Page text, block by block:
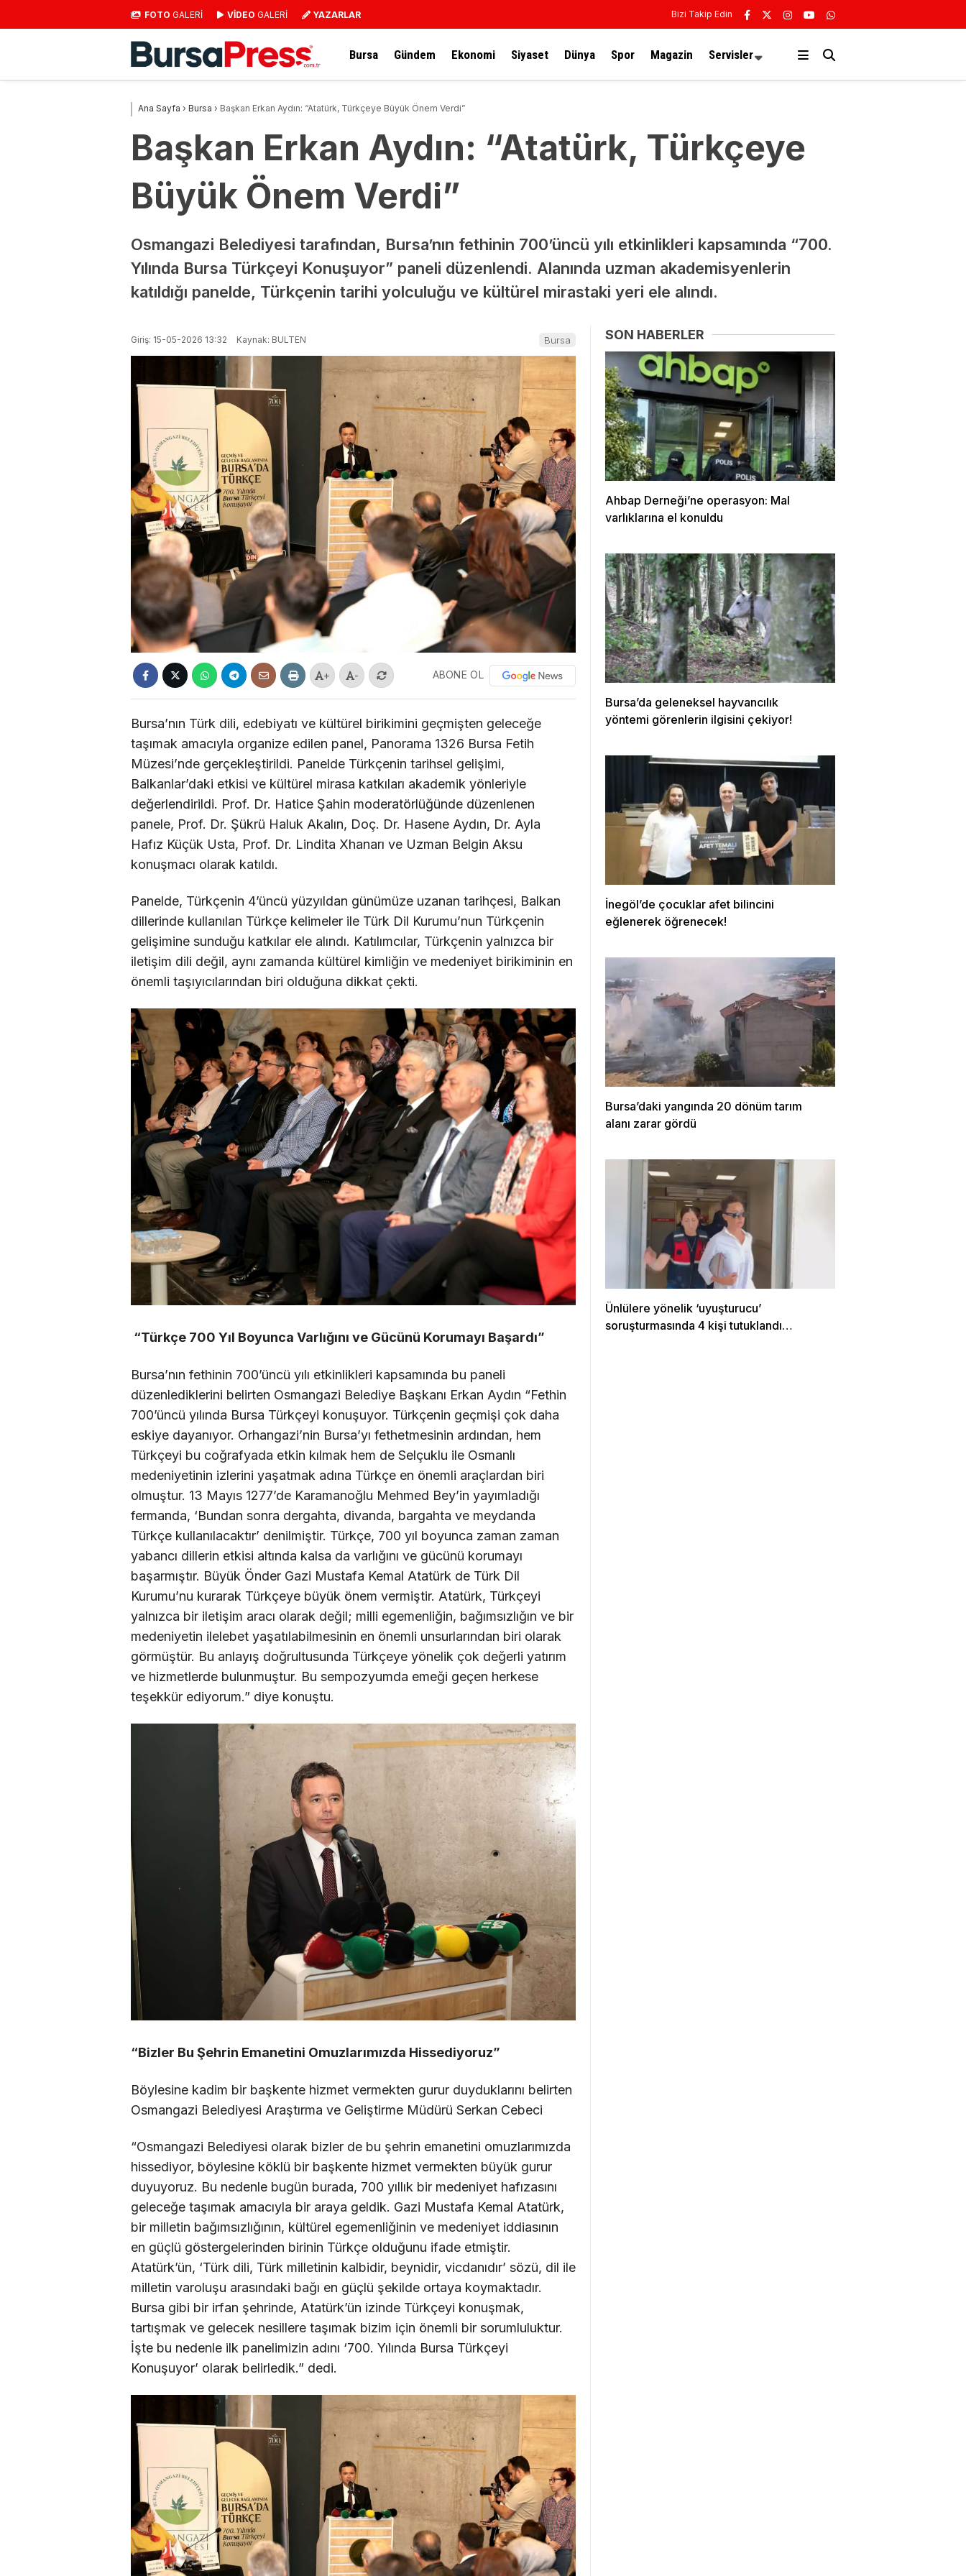
FOTO GALERİ VİDEO GALERİ YAZARLAR Bizi Takip Edin
Bursa Gündem Ekonomi Siyaset Dünya Spor Magazin Servisler
Ana Sayfa › Bursa › Başkan Erkan Aydın: “Atatürk, Türkçeye Büyük Önem Verdi”
Başkan Erkan Aydın: “Atatürk, Türkçeye
Büyük Önem Verdi”
Osmangazi Belediyesi tarafından, Bursa’nın fethinin 700’üncü yılı etkinlikleri kapsamında “700.
Yılında Bursa Türkçeyi Konuşuyor” paneli düzenlendi. Alanında uzman akademisyenlerin
katıldığı panelde, Türkçenin tarihi yolculuğu ve kültürel mirastaki yeri ele alındı.
Giriş: 15-05-2026 13:32 Kaynak: BULTEN Bursa
+ - ABONE OL
Bursa’nın Türk dili, edebiyatı ve kültürel birikimini geçmişten geleceğe
taşımak amacıyla organize edilen panel, Panorama 1326 Bursa Fetih
Müzesi’nde gerçekleştirildi. Panelde Türkçenin tarihsel gelişimi,
Balkanlar’daki etkisi ve kültürel mirasa katkıları akademik yönleriyle
değerlendirildi. Prof. Dr. Hatice Şahin moderatörlüğünde düzenlenen
panele, Prof. Dr. Şükrü Haluk Akalın, Doç. Dr. Hasene Aydın, Dr. Ayla
Hafız Küçük Usta, Prof. Dr. Lindita Xhanarı ve Uzman Belgin Aksu
konuşmacı olarak katıldı.
Panelde, Türkçenin 4’üncü yüzyıldan günümüze uzanan tarihçesi, Balkan
dillerinde kullanılan Türkçe kelimeler ile Türk Dil Kurumu’nun Türkçenin
gelişimine sunduğu katkılar ele alındı. Katılımcılar, Türkçenin yalnızca bir
iletişim dili değil, aynı zamanda kültürel kimliğin ve medeniyet birikiminin en
önemli taşıyıcılarından biri olduğuna dikkat çekti.
“Türkçe 700 Yıl Boyunca Varlığını ve Gücünü Korumayı Başardı”
Bursa’nın fethinin 700’üncü yılı etkinlikleri kapsamında bu paneli
düzenlediklerini belirten Osmangazi Belediye Başkanı Erkan Aydın “Fethin
700’üncü yılında Bursa Türkçeyi konuşuyor. Türkçenin geçmişi çok daha
eskiye dayanıyor. Orhangazi’nin Bursa’yı fethetmesinin ardından, hem
Türkçeyi bu coğrafyada etkin kılmak hem de Selçuklu ile Osmanlı
medeniyetinin izlerini yaşatmak adına Türkçe en önemli araçlardan biri
olmuştur. 13 Mayıs 1277’de Karamanoğlu Mehmed Bey’in yayımladığı
fermanda, ‘Bundan sonra dergahta, divanda, bargahta ve meydanda
Türkçe kullanılacaktır’ denilmiştir. Türkçe, 700 yıl boyunca zaman zaman
yabancı dillerin etkisi altında kalsa da varlığını ve gücünü korumayı
başarmıştır. Büyük Önder Gazi Mustafa Kemal Atatürk de Türk Dil
Kurumu’nu kurarak Türkçeye büyük önem vermiştir. Atatürk, Türkçeyi
yalnızca bir iletişim aracı olarak değil; milli egemenliğin, bağımsızlığın ve bir
medeniyetin ilelebet yaşatılabilmesinin en önemli unsurlarından biri olarak
görmüştür. Bu anlayış doğrultusunda Türkçeye yönelik çok değerli yatırım
ve hizmetlerde bulunmuştur. Bu sempozyumda emeği geçen herkese
teşekkür ediyorum.” diye konuştu.
“Bizler Bu Şehrin Emanetini Omuzlarımızda Hissediyoruz”
Böylesine kadim bir başkente hizmet vermekten gurur duyduklarını belirten
Osmangazi Belediyesi Araştırma ve Geliştirme Müdürü Serkan Cebeci
“Osmangazi Belediyesi olarak bizler de bu şehrin emanetini omuzlarımızda
hissediyor, böylesine köklü bir başkente hizmet vermekten büyük gurur
duyuyoruz. Bu nedenle bugün burada, 700 yıllık bir medeniyet hafızasını
geleceğe taşımak amacıyla bir araya geldik. Gazi Mustafa Kemal Atatürk,
bir milletin bağımsızlığının, kültürel egemenliğinin ve medeniyet iddiasının
en güçlü göstergelerinden birinin Türkçe olduğunu ifade etmiştir.
Atatürk’ün, ‘Türk dili, Türk milletinin kalbidir, beynidir, vicdanıdır’ sözü, dil ile
milletin varoluşu arasındaki bağı en güçlü şekilde ortaya koymaktadır.
Bursa gibi bir irfan şehrinde, Atatürk’ün izinde Türkçeyi konuşmak,
tartışmak ve gelecek nesillere taşımak bizim için önemli bir sorumluluktur.
İşte bu nedenle ilk panelimizin adını ‘700. Yılında Bursa Türkçeyi
Konuşuyor’ olarak belirledik.” dedi.
SON HABERLER
Ahbap Derneği’ne operasyon: Mal
varlıklarına el konuldu
Bursa’da geleneksel hayvancılık
yöntemi görenlerin ilgisini çekiyor!
İnegöl’de çocuklar afet bilincini
eğlenerek öğrenecek!
Bursa’daki yangında 20 dönüm tarım
alanı zarar gördü
Ünlülere yönelik ‘uyuşturucu’
soruşturmasında 4 kişi tutuklandı…